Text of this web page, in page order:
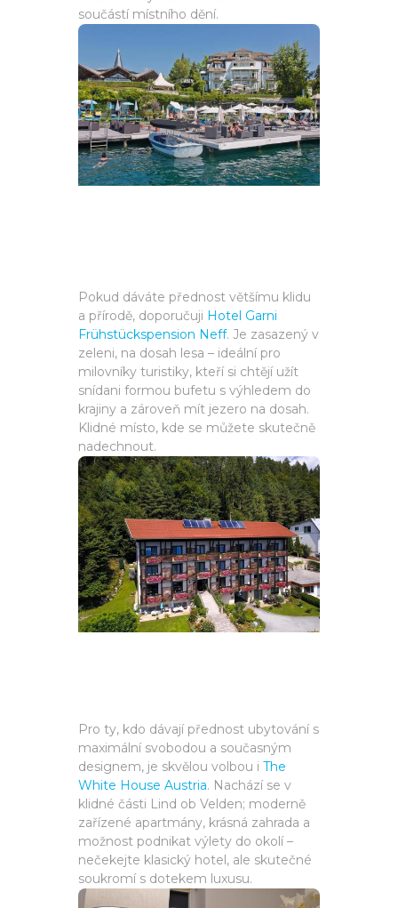
součástí místního dění.
Pokud dáváte přednost většímu klidu
a přírodě, doporučuji Hotel Garni
Frühstückspension Neff. Je zasazený v
zeleni, na dosah lesa – ideální pro
milovníky turistiky, kteří si chtějí užít
snídani formou bufetu s výhledem do
krajiny a zároveň mít jezero na dosah.
Klidné místo, kde se můžete skutečně
nadechnout.
Pro ty, kdo dávají přednost ubytování s
maximální svobodou a současným
designem, je skvělou volbou i The
White House Austria. Nachází se v
klidné části Lind ob Velden; moderně
zařízené apartmány, krásná zahrada a
možnost podnikat výlety do okolí –
nečekejte klasický hotel, ale skutečné
soukromí s dotekem luxusu.